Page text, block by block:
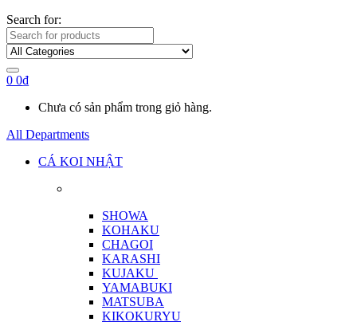
Search for:
0 0₫
Chưa có sản phẩm trong giỏ hàng.
All Departments
CÁ KOI NHẬT
SHOWA
KOHAKU
CHAGOI
KARASHI
KUJAKU
YAMABUKI
MATSUBA
KIKOKURYU